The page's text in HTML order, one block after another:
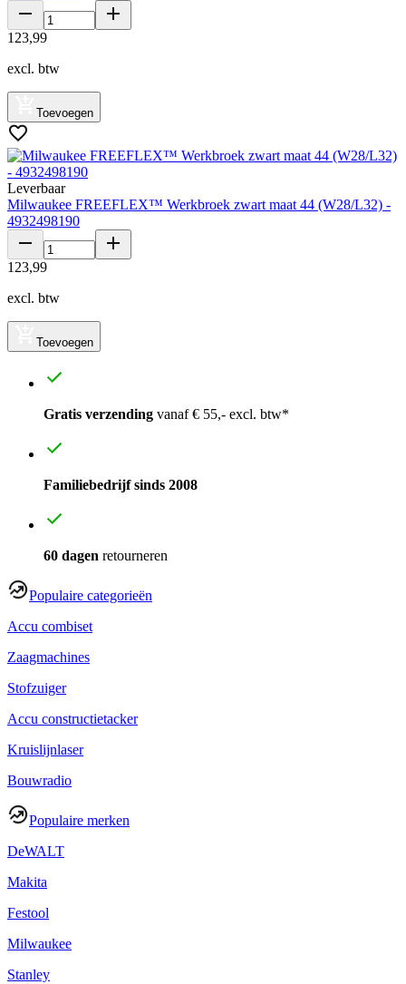
123,99
excl. btw
Toevoegen
Leverbaar
Milwaukee FREEFLEX™ Werkbroek zwart maat 44 (W28/L32) -
4932498190
123,99
excl. btw
Toevoegen
Gratis verzending vanaf € 55,- excl. btw*
Familiebedrijf sinds 2008
60 dagen retourneren
Populaire categorieën
Accu combiset
Zaagmachines
Stofzuiger
Accu constructietacker
Kruislijnlaser
Bouwradio
Populaire merken
DeWALT
Makita
Festool
Milwaukee
Stanley